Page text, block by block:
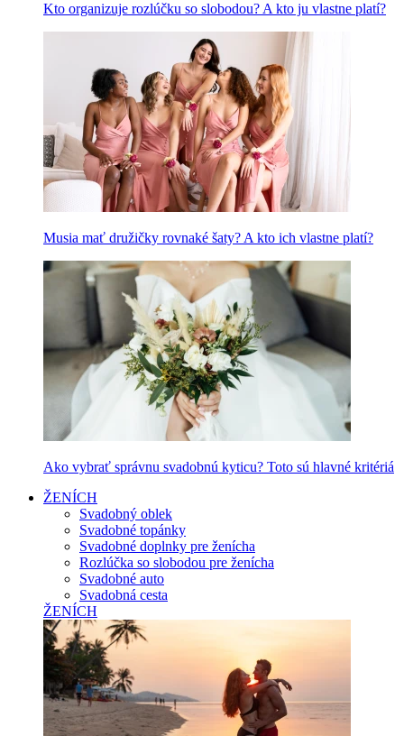
Kto organizuje rozlúčku so slobodou? A kto ju vlastne platí?
Musia mať družičky rovnaké šaty? A kto ich vlastne platí?
Ako vybrať správnu svadobnú kyticu? Toto sú hlavné kritériá
ŽENÍCH
Svadobný oblek
Svadobné topánky
Svadobné doplnky pre ženícha
Rozlúčka so slobodou pre ženícha
Svadobné auto
Svadobná cesta
ŽENÍCH